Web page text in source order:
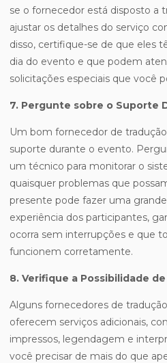
se o fornecedor está disposto a
ajustar os detalhes do serviço
disso, certifique-se de que eles
dia do evento e que podem
solicitações especiais que você
7. Pergunte sobre o Suporte
Um bom fornecedor de
suporte durante o evento.
um técnico para monitorar o
quaisquer problemas que
presente pode fazer uma
experiência dos participantes,
ocorra sem interrupções e que
funcionem corretamente.
8. Verifique a Possibilidade
Alguns fornecedores de
oferecem serviços adicionais,
impressos, legendagem e
você precisar de mais do que